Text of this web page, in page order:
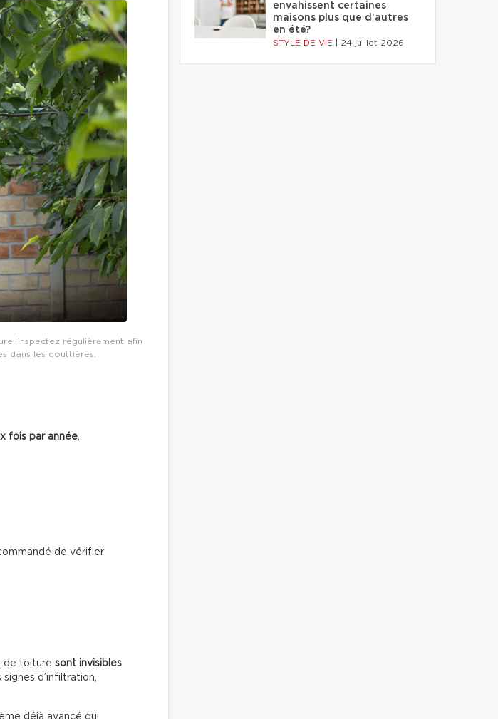
Inspectez régulièrement afin
dans les gouttières.
fois par année
de vérifier
de toiture sont invisibles
d’infiltration,
déjà avancé qui
envahissent certaines
maisons plus que d'autres
en été?
STYLE DE VIE 24 juillet 2026